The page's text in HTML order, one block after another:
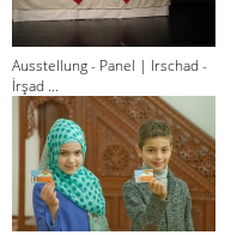
Ausstellung - Panel | Irschad -
İrşad ...